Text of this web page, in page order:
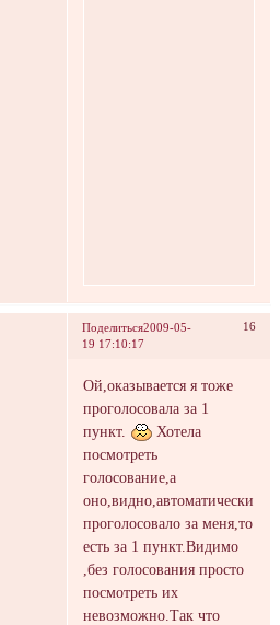
Поделиться 16
2009-05-
19 17:10:17
Ой,оказывается я тоже
проголосовала за 1
пункт.
Хотела
посмотреть
голосование,а
оно,видно,автоматически
проголосовало за меня,то
есть за 1 пункт.Видимо
,без голосования просто
посмотреть их
невозможно.Так что